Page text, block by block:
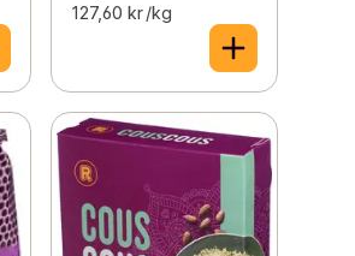
127,60 kr /kg